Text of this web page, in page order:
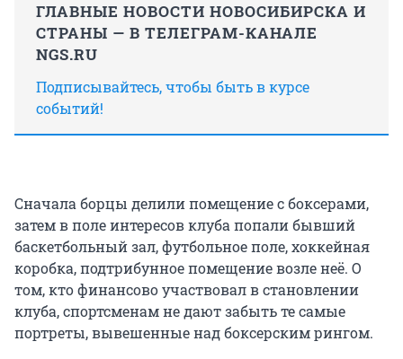
ГЛАВНЫЕ НОВОСТИ НОВОСИБИРСКА И
СТРАНЫ — В ТЕЛЕГРАМ-КАНАЛЕ
NGS.RU
Подписывайтесь, чтобы быть в курсе
событий!
Сначала борцы делили помещение с боксерами,
затем в поле интересов клуба попали бывший
баскетбольный зал, футбольное поле, хоккейная
коробка, подтрибунное помещение возле неё. О
том, кто финансово участвовал в становлении
клуба, спортсменам не дают забыть те самые
портреты, вывешенные над боксерским рингом.